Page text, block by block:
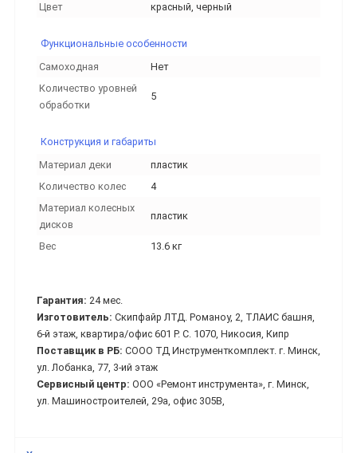
Цвет
красный, черный
Функциональные особенности
Самоходная
Нет
Количество уровней
обработки
5
Конструкция и габариты
Материал деки
пластик
Количество колес
4
Материал колесных
дисков
пластик
Вес 13.6 кг
Гарантия: 24 мес.
Изготовитель: Скипфайр ЛТД. Романоу, 2, ТЛАИС башня,
6-й этаж, квартира/офис 601 Р. С. 1070, Никосия, Кипр
Поставщик в РБ: СООО ТД Инструменткомплект. г. Минск,
ул. Лобанка, 77, 3-ий этаж
Сервисный центр: ООО «Ремонт инструмента», г. Минск,
ул. Машиностроителей, 29а, офис 305В,